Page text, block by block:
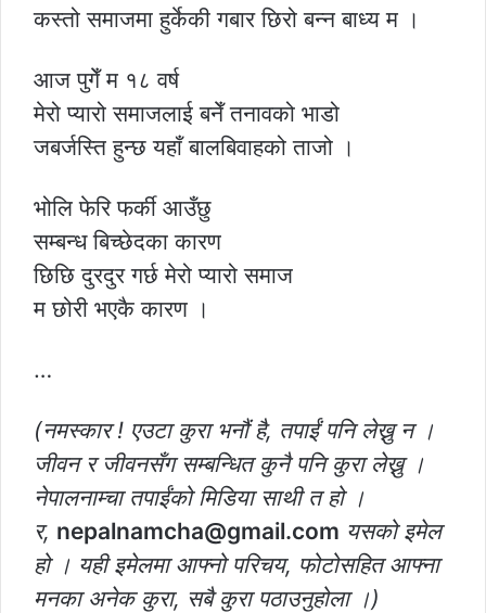
कस्तो समाजमा हुर्केकी गबार छिरो बन्न बाध्य म ।
आज पुगेँ म १८ वर्ष
मेरो प्यारो समाजलाई बनेँ तनावको भाडो
जबर्जस्ति हुन्छ यहाँ बालबिवाहको ताजो ।
भोलि फेरि फर्की आउँछु
सम्बन्ध बिच्छेदका कारण
छिछि दुरदुर गर्छ मेरो प्यारो समाज
म छोरी भएकै कारण ।
…
(नमस्कार ! एउटा कुरा भनौं है, तपाईं पनि लेख्नु न ।
जीवन र जीवनसँग सम्बन्धित कुनै पनि कुरा लेख्नु ।
नेपालनाम्चा तपाईंको मिडिया साथी त हो ।
र, nepalnamcha@gmail.com यसको इमेल
हो । यही इमेलमा आफ्नो परिचय, फोटोसहित आफ्ना
मनका अनेक कुरा, सबै कुरा पठाउनुहोला ।)